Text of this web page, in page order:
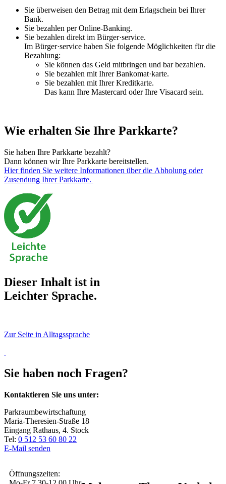
Sie überweisen den Betrag mit dem Erlagschein bei Ihrer
Bank.
Sie bezahlen per Online-Banking.
Sie bezahlen direkt im Bürger·service.
Im Bürger·service haben Sie folgende Möglichkeiten für die
Bezahlung:
Sie können das Geld mitbringen und bar bezahlen.
Sie bezahlen mit Ihrer Bankomat·karte.
Sie bezahlen mit Ihrer Kreditkarte.
Das kann Ihre Mastercard oder Ihre Visacard sein.
Wie erhalten Sie Ihre Parkkarte?
Sie haben Ihre Parkkarte bezahlt?
Dann können wir Ihre Parkkarte bereitstellen.
Hier finden Sie weitere Informationen über die Abholung oder
Zusendung Ihrer Parkkarte.
Dieser Inhalt ist in
Leichter Sprache.
Zur Seite in Alltagssprache
Sie haben noch Fragen?
Kontaktieren Sie uns unter:
Parkraumbewirtschaftung
Maria-Theresien-Straße 18
Eingang Rathaus, 4. Stock
Tel: 0 512 53 60 80 22
E-Mail senden
Öffnungszeiten: